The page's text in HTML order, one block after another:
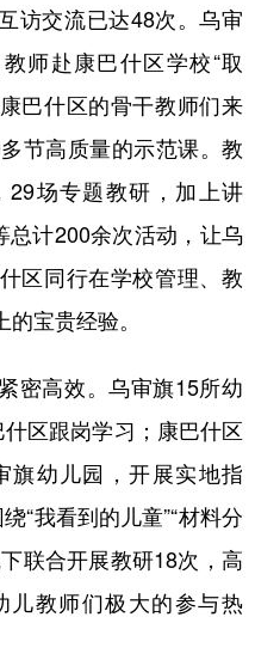
交流已达48次。乌审
师赴康巴什区学校“取
巴什区的骨干教师们来
节高质量的示范课。教
场专题教研，加上讲
总计200余次活动，让乌
区同行在学校管理、教
宝贵经验。
高效。乌审旗15所幼
区跟岗学习；康巴什区
旗幼儿园，开展实地指
“我看到的儿童”“材料分
联合开展教研18次，高
儿教师们极大的参与热